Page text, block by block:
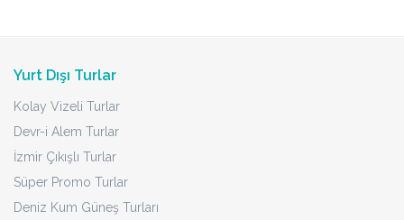
Yurt Dışı Turlar
Kolay Vizeli Turlar
Devr-i Alem Turlar
İzmir Çıkışlı Turlar
Süper Promo Turlar
Deniz Kum Güneş Turları